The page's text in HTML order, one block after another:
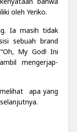
oleh Yeriko.
Ia masih tidak
sebuah brand
My God! Ini
mengerjap-
apa yang